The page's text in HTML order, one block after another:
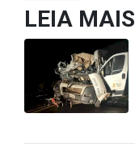
LEIA MAIS